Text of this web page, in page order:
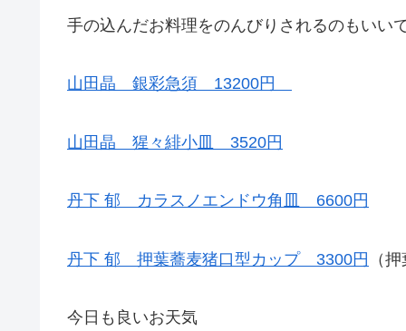
手の込んだお料理をのんびりされるのもいい
山田晶 銀彩急須 13200円
山田晶 猩々緋小皿 3520円
丹下 郁 カラスノエンドウ角皿 6600円
丹下 郁 押葉蕎麦猪口型カップ 3300円 （
今日も良いお天気